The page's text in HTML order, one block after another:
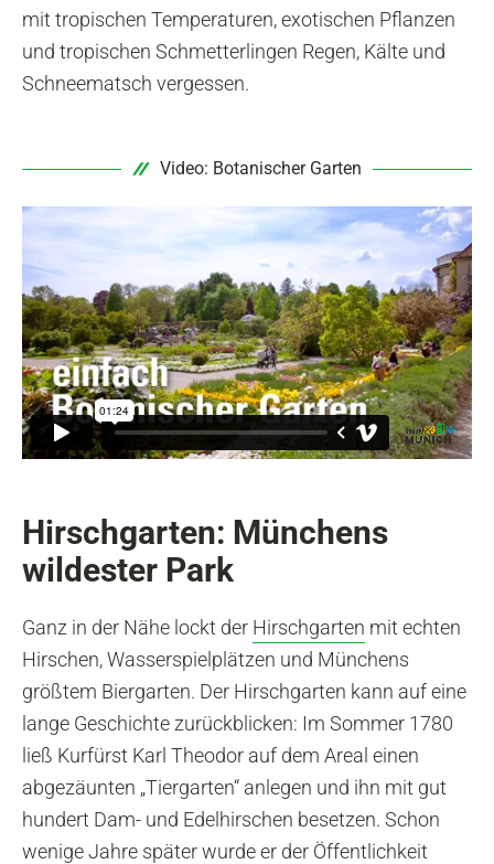
mit tropischen Temperaturen, exotischen Pflanzen
und tropischen Schmetterlingen Regen, Kälte und
Schneematsch vergessen.
Video: Botanischer Garten
Hirschgarten: Münchens
wildester Park
Ganz in der Nähe lockt der Hirschgarten mit echten
Hirschen, Wasserspielplätzen und Münchens
größtem Biergarten. Der Hirschgarten kann auf eine
lange Geschichte zurückblicken: Im Sommer 1780
ließ Kurfürst Karl Theodor auf dem Areal einen
abgezäunten „Tiergarten“ anlegen und ihn mit gut
hundert Dam- und Edelhirschen besetzen. Schon
wenige Jahre später wurde er der Öffentlichkeit